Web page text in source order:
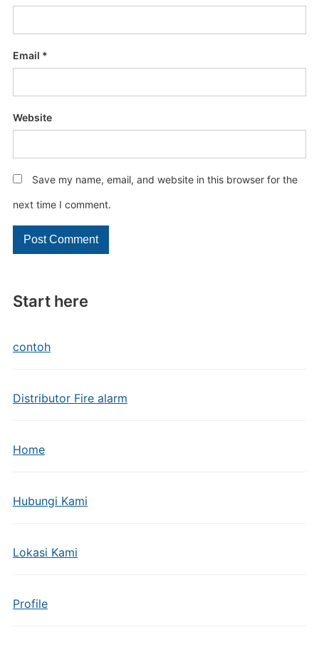
Start here
contoh
Distributor Fire alarm
Home
Hubungi Kami
Lokasi Kami
Profile
Email *
Website
Save my name, email, and website in this browser for the
next time I comment.